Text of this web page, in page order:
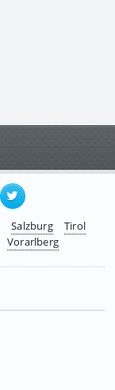
Salzburg
Tirol
Vorarlberg